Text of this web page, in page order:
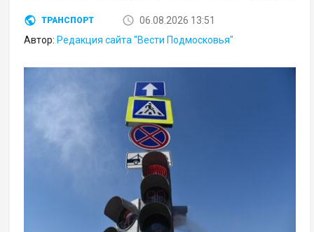
ТРАНСПОРТ
06.08.2026 13:51
Автор: Редакция сайта "Вести Подмосковья"